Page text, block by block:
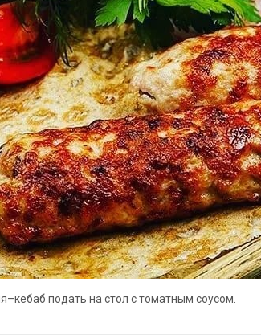
подать на стoл с томатным соусом.